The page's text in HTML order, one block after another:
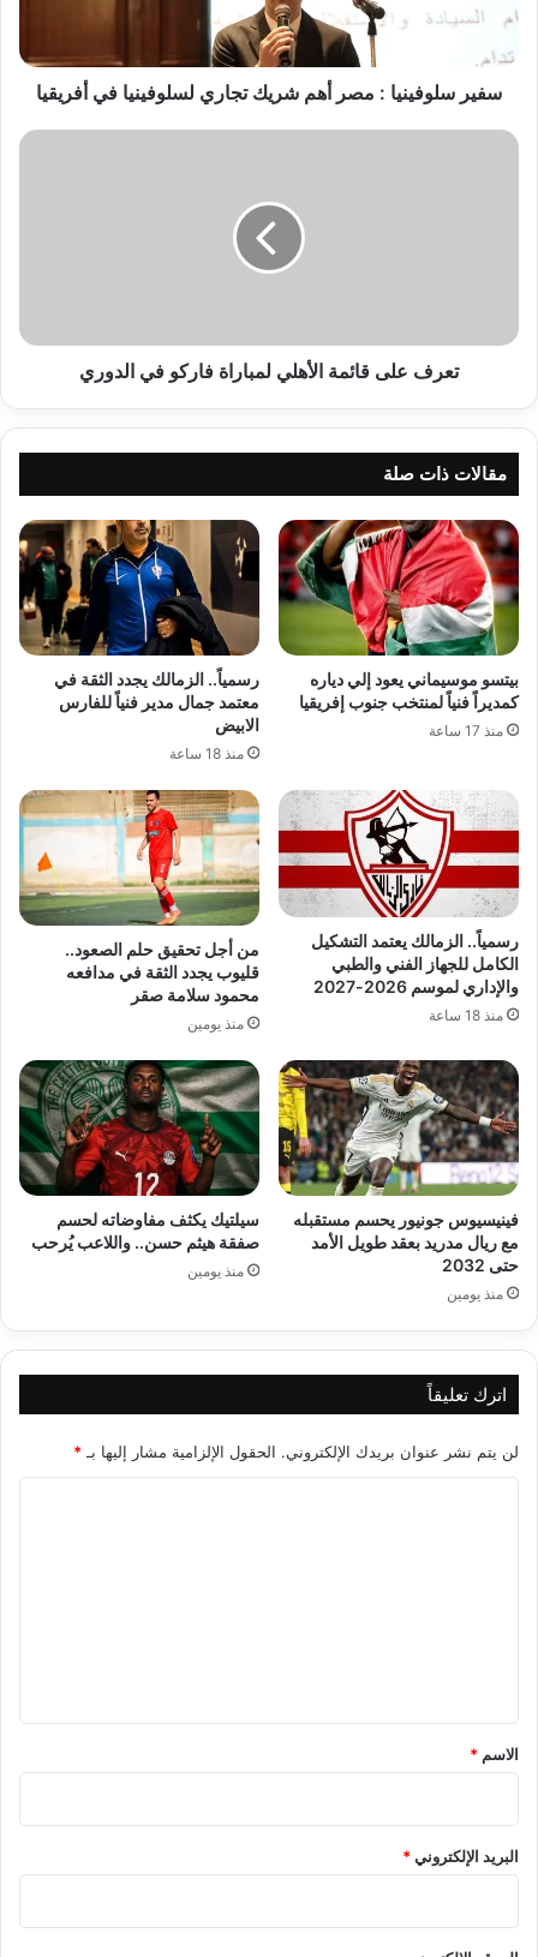
تجاري
في
أفريقيا
سفير سلوفينيا : مصر أهم شريك تجاري لسلوفينيا في أفريقيا
تعرف
تعرف على قائمة الأهلي لمباراة فاركو في الدوري
مقالات ذات صلة
بيتسو موسيماني يعود إلي دياره
كمديراً فنياً لمنتخب جنوب إفريقيا
منذ 17 ساعة
رسمياً.. الزمالك يجدد الثقة في
معتمد جمال مدير فنياً للفارس
الابيض
منذ 18 ساعة
رسمياً.. الزمالك يعتمد التشكيل
الكامل للجهاز الفني والطبي
والإداري لموسم 2026-2027
منذ 18 ساعة
من أجل تحقيق حلم الصعود..
قليوب يجدد الثقة في مدافعه
محمود سلامة صقر
منذ يومين
فينيسيوس جونيور يحسم مستقبله
مع ريال مدريد بعقد طويل الأمد
حتى 2032
منذ يومين
سيلتيك يكثف مفاوضاته لحسم
صفقة هيثم حسن.. واللاعب يُرحب
منذ يومين
اترك تعليقاً
لن يتم نشر عنوان بريدك الإلكتروني. الحقول الإلزامية مشار إليها بـ *
*
الاسم *
البريد الإلكتروني*